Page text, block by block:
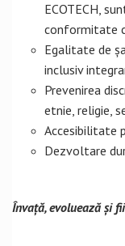
ECOTECH,
conformitate
Egalitate de
inclusiv
Prevenirea
etnie, religie,
Accesibilitate
Dezvoltare
Învață, evoluează și